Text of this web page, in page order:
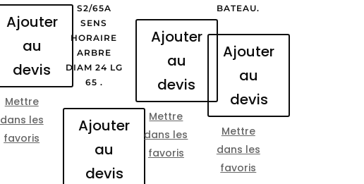
Ajouter
au
devis
Mettre
dans les
favoris
S2/65A
SENS
HORAIRE
ARBRE
DIAM 24 LG
65 .
Ajouter
au
devis
Ajouter
au
devis
Mettre
dans les
favoris
BATEAU.
Ajouter
au
devis
Mettre
dans les
favoris